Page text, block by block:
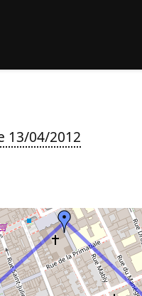
13/04/2012